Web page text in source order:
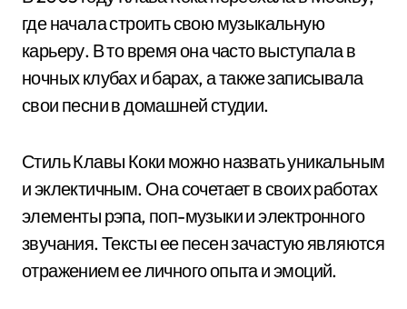
где начала строить свою музыкальную
карьеру. В то время она часто выступала в
ночных клубах и барах, а также записывала
свои песни в домашней студии.
Стиль Клавы Коки можно назвать уникальным
и эклектичным. Она сочетает в своих работах
элементы рэпа, поп-музыки и электронного
звучания. Тексты ее песен зачастую являются
отражением ее личного опыта и эмоций.